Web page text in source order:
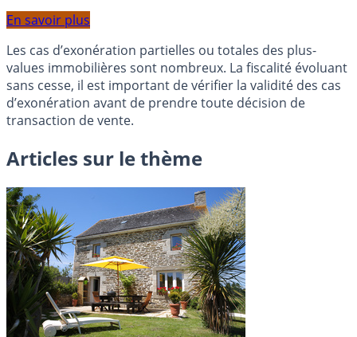
En savoir plus
Les cas d’exonération partielles ou totales des plus-
values immobilières sont nombreux. La fiscalité évoluant
sans cesse, il est important de vérifier la validité des cas
d’exonération avant de prendre toute décision de
transaction de vente.
Articles sur le thème